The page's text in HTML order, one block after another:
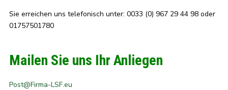
Sie erreichen uns telefonisch unter: 0033 (0) 967 29 44 98 oder
01757501780
Mailen Sie uns Ihr Anliegen
Post@Firma-LSF.eu